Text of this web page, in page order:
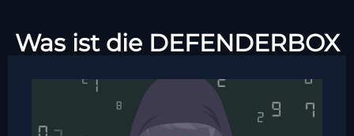
Was ist die DEFENDERBOX